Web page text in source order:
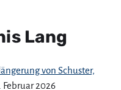
Lang
von Schuster,
Februar 2026